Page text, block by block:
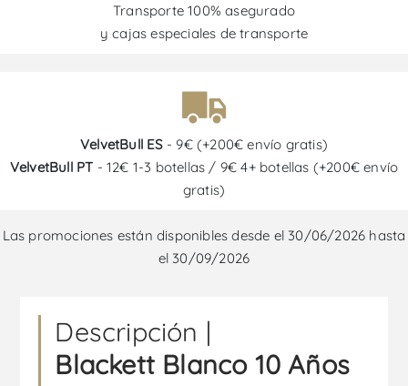
Transporte 100% asegurado
y cajas especiales de transporte
VelvetBull ES- 9€ (+200€ envío gratis)
VelvetBull PT - 12€ 1-3 botellas / 9€ 4+ botellas (+200€ envío
gratis)
Las promociones están disponibles desde el 30/06/2026 hasta
el 30/09/2026
Descripción |
Blackett Blanco 10 Años